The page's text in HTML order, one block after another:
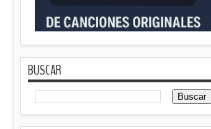
BUSCAR